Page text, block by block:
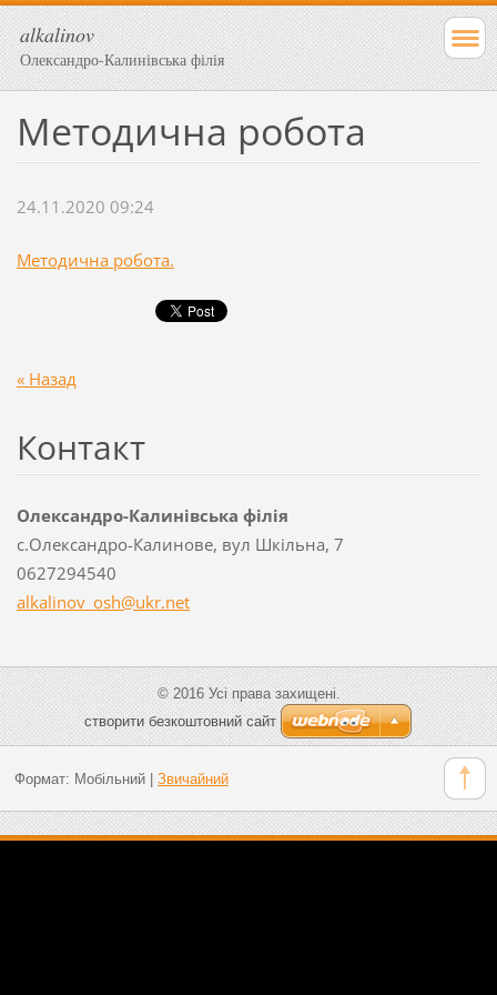
alkalinov
Олександро-Калинівська філія
Методична робота
24.11.2020 09:24
Методична робота.
« Назад
Контакт
Олександро-Калинівська філія
с.Олександро-Калинове, вул Шкільна, 7
0627294540
alkalinov_osh@ukr.net
© 2016 Усі права захищені.
cтворити безкоштовний сайт
Формат: Мобільний| Звичайний